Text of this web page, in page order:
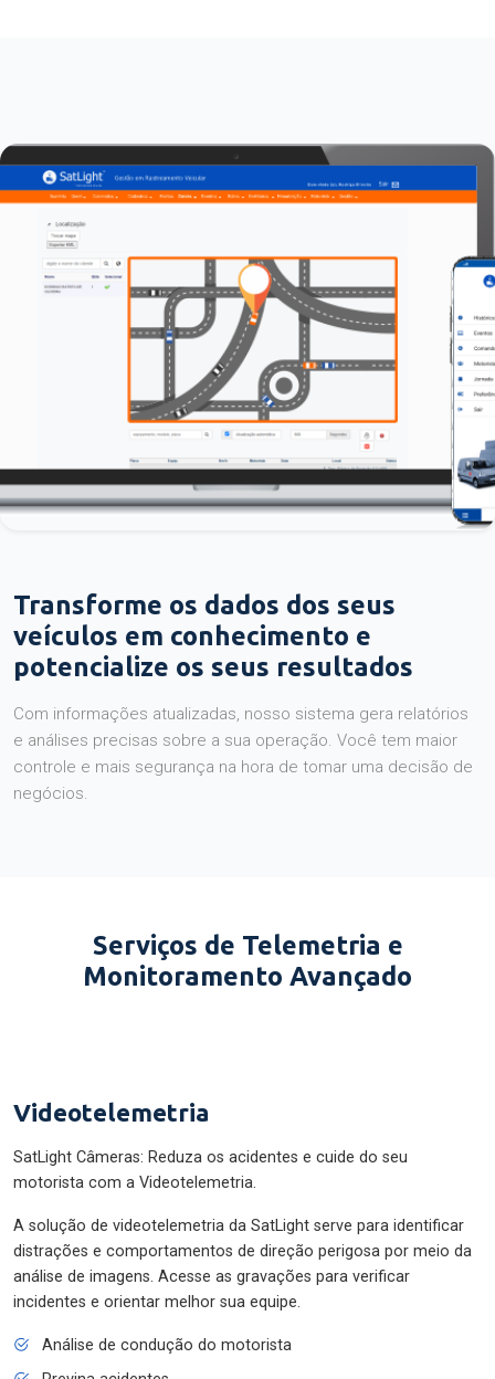
Transforme os dados dos seus
veículos em conhecimento e
potencialize os seus resultados
Com informações atualizadas, nosso sistema gera relatórios
e análises precisas sobre a sua operação. Você tem maior
controle e mais segurança na hora de tomar uma decisão de
negócios.
Serviços de Telemetria e
Monitoramento Avançado
Videotelemetria
SatLight Câmeras: Reduza os acidentes e cuide do seu
motorista com a Videotelemetria.
A solução de videotelemetria da SatLight serve para identificar
distrações e comportamentos de direção perigosa por meio da
análise de imagens. Acesse as gravações para verificar
incidentes e orientar melhor sua equipe.
Análise de condução do motorista